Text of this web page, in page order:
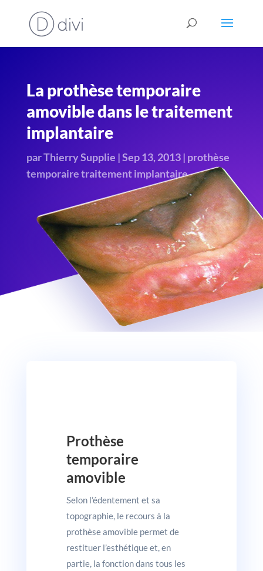
La prothèse temporaire
amovible dans le traitement
implantaire
parThierry Supplie |Sep 13, 2013| prothèse
temporaire traitement implantaire
Prothèse
temporaire
amovible
Selon l’édentement et sa
topographie, le recours à la
prothèse amovible permet de
restituer l’esthétique et, en
partie, la fonction dans tous les